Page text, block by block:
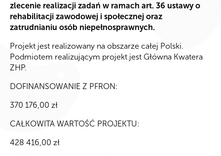
zlecenie realizacji zadań w ramach art. 36 ustawy o
rehabilitacji zawodowej i społecznej oraz
zatrudnianiu osób niepełnosprawnych.
Projekt jest realizowany na obszarze całej Polski.
Podmiotem realizującym projekt jest Główna Kwatera
ZHP.
DOFINANSOWANIE Z PFRON:
370 176,00 zł
CAŁKOWITA WARTOŚĆ PROJEKTU:
428 416,00 zł